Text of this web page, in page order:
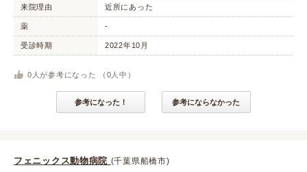
来院理由 近所にあった
薬 -
受診時期 2022年10月
0 人が参考になった （ 0 人中）
参考になった！ 参考にならなかった
フェニックス動物病院 (千葉県船橋市)